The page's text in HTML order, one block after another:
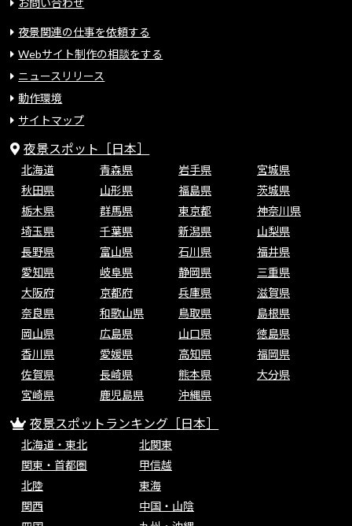
お問い合わせ
夜景関連の仕事を依頼する
Webサイト制作の相談をする
ニュースリリース
動作環境
サイトマップ
夜景スポット［日本］
北海道 青森県 岩手県
宮城県
秋田県
山形県 福島県
茨城県
栃木県
群馬県 東京都
神奈川県
埼玉県
千葉県 新潟県
山梨県
長野県
富山県 石川県
福井県
愛知県
岐阜県 静岡県
三重県
大阪府
京都府 兵庫県
滋賀県
奈良県
和歌山県 鳥取県
島根県
岡山県
広島県 山口県
徳島県
香川県
愛媛県 高知県
福岡県
佐賀県
長崎県 熊本県
大分県
宮崎県
鹿児島県 沖縄県
夜景スポットランキング［日本］
北海道・東北
北関東
関東・首都圏
甲信越
北陸
東海
関西
中国・山陰